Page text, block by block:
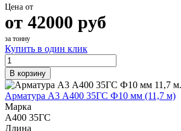
Цена от
от 42000 руб
за тонну
Купить в один клик
В корзину
Арматура А3 А400 35ГС Ф10 мм (11,7 м)
Марка
А400 35ГС
Длина